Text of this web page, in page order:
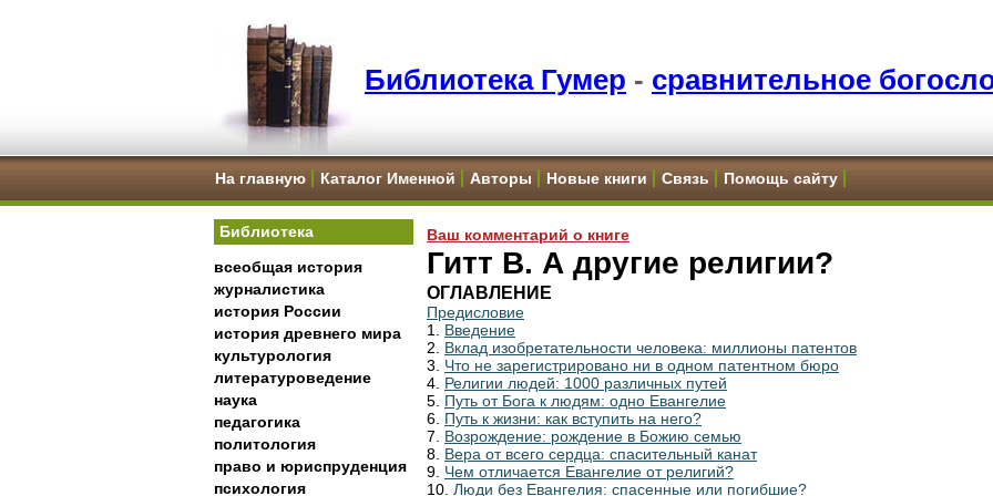
Библиотека Гумер - сравнительное
На главную Каталог Именной Авторы Новые книги Связь Помощь сайту
Библиотека
всеобщая история
журналистика
история России
история древнего мира
культурология
литературоведение
наука
педагогика
политология
право и юриспруденция
психология
Ваш комментарий о книге
Гитт В. А другие религии?
ОГЛАВЛЕНИЕ
Предисловие
1. Введение
2. Вклад изобретательности человека: миллионы патентов
3. Что не зарегистрировано ни в одном патентном бюро
4. Религии людей: 1000 различных путей
5. Путь от Бога к людям: одно Евангелие
6. Путь к жизни: как вступить на него?
7. Возрождение: рождение в Божию семью
8. Вера от всего сердца: спасительный канат
9. Чем отличается Евангелие от религий?
10. Люди без Евангелия: спасенные или погибшие?